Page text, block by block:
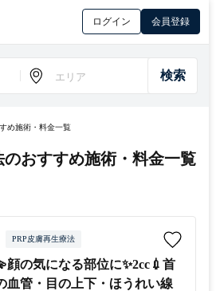
ログイン 会員登録
め施術・料金一覧
のおすすめ施術・料金一覧
PRP皮膚再生療法
顔の気になる部位に✨2cc💉首
血管・目の上下・ほうれい線